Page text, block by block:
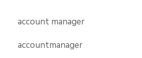
account manager
accountmanager